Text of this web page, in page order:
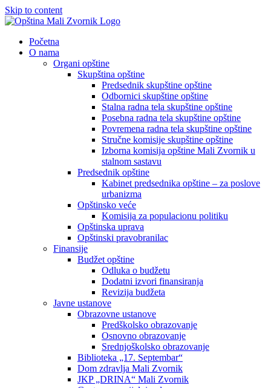
Skip to content
Početna
O nama
Organi opštine
Skupština opštine
Predsednik skupštine opštine
Odbornici skupštine opštine
Stalna radna tela skupštine opštine
Posebna radna tela skupštine opštine
Povremena radna tela skupštine opštine
Stručne komisije skupštine opštine
Izborna komisija opštine Mali Zvornik u
stalnom sastavu
Predsednik opštine
Kabinet predsednika opštine – za poslove
urbanizma
Opštinsko veće
Komisija za populacionu politiku
Opštinska uprava
Opštinski pravobranilac
Finansije
Budžet opštine
Odluka o budžetu
Dodatni izvori finansiranja
Revizija budžeta
Javne ustanove
Obrazovne ustanove
Predškolsko obrazovanje
Osnovno obrazovanje
Srednjoškolsko obrazovanje
Biblioteka „17. Septembar“
Dom zdravlja Mali Zvornik
JKP „DRINA“ Mali Zvornik